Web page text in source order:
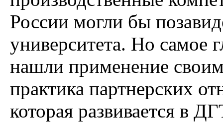
России могли бы
университета. Но самое
нашли применение
практика партнерских
которая развивается в